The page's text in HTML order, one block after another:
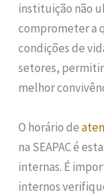
instituição não
comprometer a
condições de
setores,
melhor
O horário de
na SEAPAC é
internas. É
internos